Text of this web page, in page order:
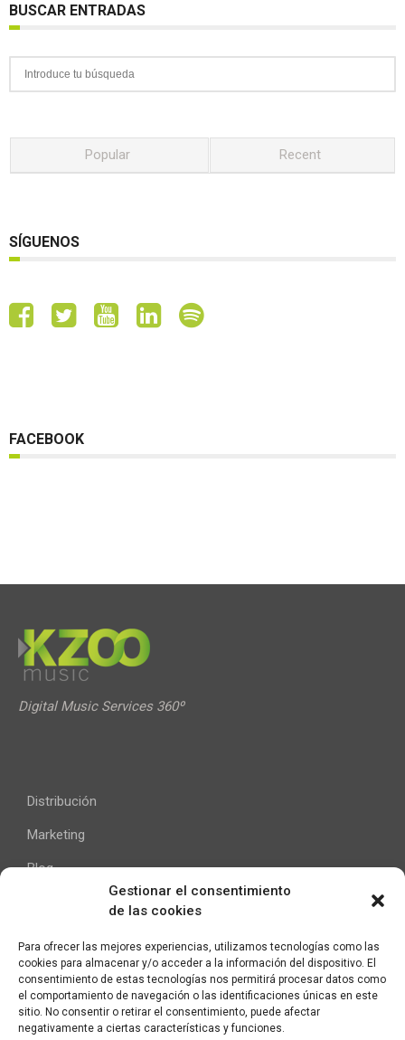
Gestionar el consentimiento
de las cookies
Para ofrecer las mejores experiencias, utilizamos tecnologías como las
cookies para almacenar y/o acceder a la información del dispositivo. El
consentimiento de estas tecnologías nos permitirá procesar datos como
el comportamiento de navegación o las identificaciones únicas en este
sitio. No consentir o retirar el consentimiento, puede afectar
negativamente a ciertas características y funciones.
BUSCAR ENTRADAS
Popular Recent
SÍGUENOS
FACEBOOK
Digital Music Services 360º
Distribución
Marketing
Blog
Ayuda
Contacto
Aviso Legal